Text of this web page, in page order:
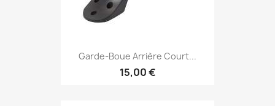
Garde-Boue Arrière Court...
15,00 €